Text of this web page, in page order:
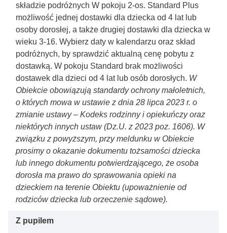
składzie podróżnych W pokoju 2-os. Standard Plus
możliwość jednej dostawki dla dziecka od 4 lat lub
osoby dorosłej, a także drugiej dostawki dla dziecka w
wieku 3-16. Wybierz daty w kalendarzu oraz skład
podróżnych, by sprawdzić aktualną cenę pobytu z
dostawką. W pokoju Standard brak możliwości
dostawek dla dzieci od 4 lat lub osób dorosłych. W
Obiekcie obowiązują standardy ochrony małoletnich,
o których mowa w ustawie z dnia 28 lipca 2023 r. o
zmianie ustawy – Kodeks rodzinny i opiekuńczy oraz
niektórych innych ustaw (Dz.U. z 2023 poz. 1606). W
związku z powyższym, przy meldunku w Obiekcie
prosimy o okazanie dokumentu tożsamości dziecka
lub innego dokumentu potwierdzającego, że osoba
dorosła ma prawo do sprawowania opieki na
dzieckiem na terenie Obiektu (upoważnienie od
rodziców dziecka lub orzeczenie sądowe).
Z pupilem